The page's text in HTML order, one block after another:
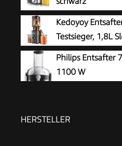
Kedoyoy
Testsieger, 1,8L
MM XL-
Saftbehälter, Elektrische
Familien,
Philips Entsafter
1100 W
HERSTELLER